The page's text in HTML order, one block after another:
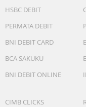
HSBC DEBIT
PERMATA DEBIT
BNI DEBIT CARD
BCA SAKUKU
BNI DEBIT ONLINE
CIMB CLICKS